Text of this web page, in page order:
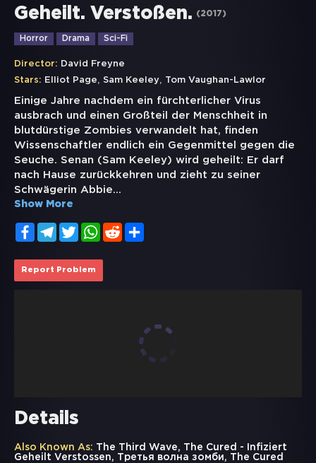
Geheilt. Verstoßen.
(2017)
Horror Drama Sci-Fi
Director: David Freyne
Stars: Elliot Page, Sam Keeley, Tom Vaughan-Lawlor
Einige Jahre nachdem ein fürchterlicher Virus
ausbrach und einen Großteil der Menschheit in
blutdürstige Zombies verwandelt hat, finden
Wissenschaftler endlich ein Gegenmittel gegen die
Seuche. Senan (Sam Keeley) wird geheilt: Er darf
nach Hause zurückkehren und zieht zu seiner
Schwägerin Abbie...
Show More
FacebookTelegramTwitterWhatsApp
Reddit
Report Problem
Details
Also Known As: The Third Wave, The Cured - Infiziert
Geheilt Verstossen, Третья волна зомби, The Cured